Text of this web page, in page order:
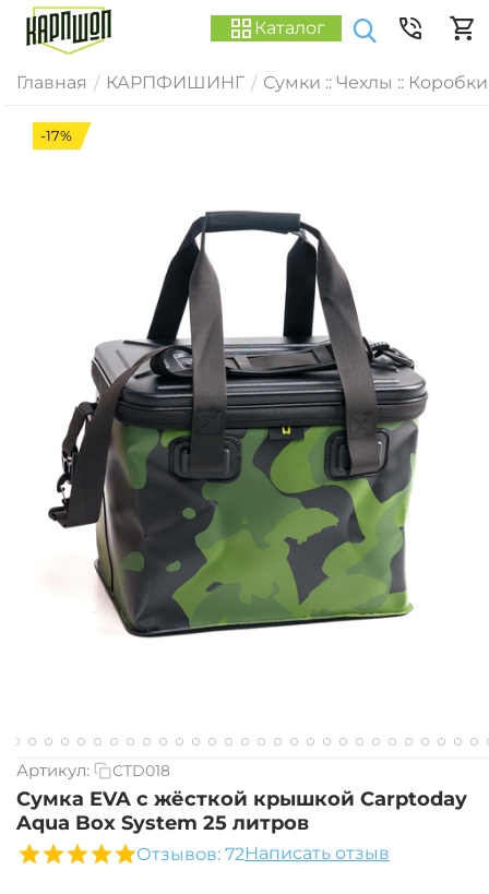
Каталог
Главная / КАРПФИШИНГ / Сумки :: Чехлы :: Коробки
-17%
Артикул: CTD018
Сумка EVA с жёсткой крышкой Carptoday
Aqua Box System 25 литров
Отзывов: 72Написать отзыв